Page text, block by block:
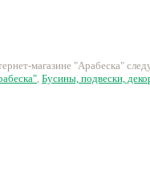
магазине "Арабеска"
, Бусины, подвески,